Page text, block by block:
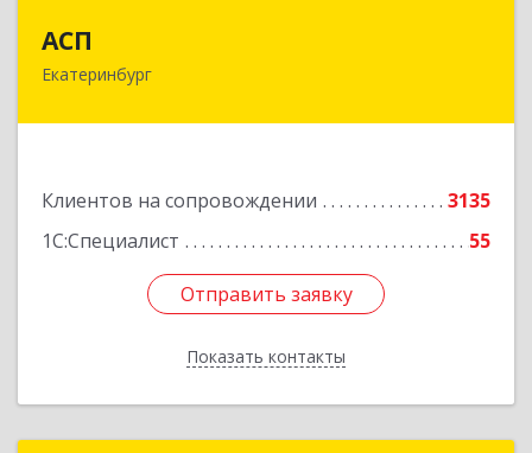
АСП
Екатеринбург
Клиентов на сопровождении
3135
1С:Специалист
55
Отправить заявку
Показать контакты
620075, Свердловская обл, Екатеринбург г,
Отправить заявку
Назад